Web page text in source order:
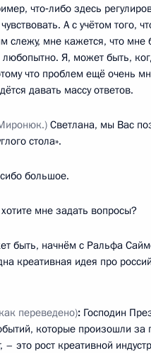
что‑либо здесь
А с учётом того,
слежу, мне кажется, что мне
Я, может быть,
что проблем ещё очень
давать массу ответов.
Светлана, мы Вас
стола».
большое.
мне задать вопросы?
быть, начнём с Ральфа
креативная идея про
переведено): Господин
которые произошли за
– это рост креативной